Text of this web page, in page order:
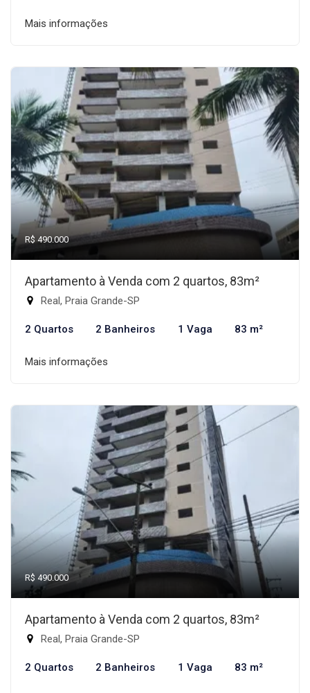
Mais informações
R$ 490.000
Apartamento à Venda com 2 quartos, 83m²
Real, Praia Grande-SP
2 Quartos 2 Banheiros 1 Vaga 83 m²
Mais informações
R$ 490.000
Apartamento à Venda com 2 quartos, 83m²
Real, Praia Grande-SP
2 Quartos 2 Banheiros 1 Vaga 83 m²